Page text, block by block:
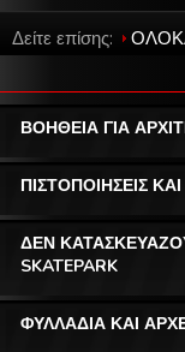
Δείτε επίσης:
ΒΟΗΘΕΙΑ ΓΙΑ
ΠΙΣΤΟΠΟΙΗΣΕΙΣ
ΔΕΝ
SKATEPARK
ΦΥΛΛΑΔΙΑ ΚΑΙ